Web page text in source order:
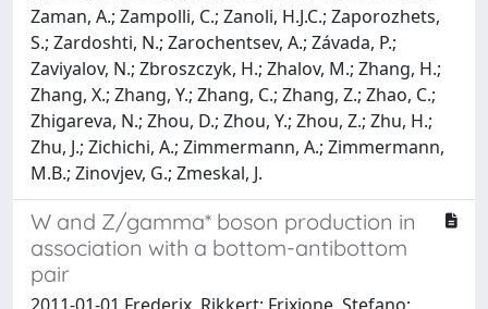
W and Z/gamma* boson production in
association with a bottom-antibottom
pair
2011-01-01 Frederix, Rikkert; Frixione, Stefano;